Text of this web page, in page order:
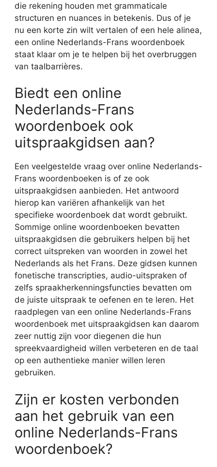
die rekening houden met grammaticale
structuren en nuances in betekenis. Dus of je
nu een korte zin wilt vertalen of een hele alinea,
een online Nederlands-Frans woordenboek
staat klaar om je te helpen bij het overbruggen
van taalbarrières.
Biedt een online
Nederlands-Frans
woordenboek ook
uitspraakgidsen aan?
Een veelgestelde vraag over online Nederlands-
Frans woordenboeken is of ze ook
uitspraakgidsen aanbieden. Het antwoord
hierop kan variëren afhankelijk van het
specifieke woordenboek dat wordt gebruikt.
Sommige online woordenboeken bevatten
uitspraakgidsen die gebruikers helpen bij het
correct uitspreken van woorden in zowel het
Nederlands als het Frans. Deze gidsen kunnen
fonetische transcripties, audio-uitspraken of
zelfs spraakherkenningsfuncties bevatten om
de juiste uitspraak te oefenen en te leren. Het
raadplegen van een online Nederlands-Frans
woordenboek met uitspraakgidsen kan daarom
zeer nuttig zijn voor diegenen die hun
spreekvaardigheid willen verbeteren en de taal
op een authentieke manier willen leren
gebruiken.
Zijn er kosten verbonden
aan het gebruik van een
online Nederlands-Frans
woordenboek?